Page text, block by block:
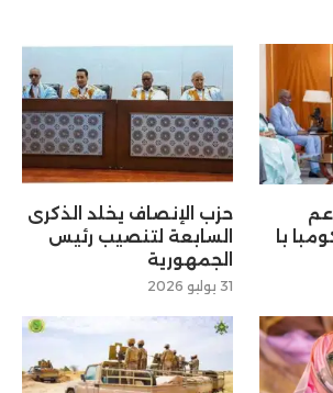
با
حزب الإنصاف يخلد الذكرى
السابعة لتنصيب رئيس
الجمهورية
31 يوليو 2026